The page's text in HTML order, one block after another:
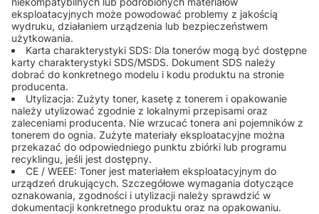
eksploatacyjnych może powodować problemy z jakością
wydruku, działaniem urządzenia lub bezpieczeństwem
użytkowania.
Karta charakterystyki SDS: Dla tonerów mogą być dostępne
karty charakterystyki SDS/MSDS. Dokument SDS należy
dobrać do konkretnego modelu i kodu produktu na stronie
producenta.
Utylizacja: Zużyty toner, kasetę z tonerem i opakowanie
należy utylizować zgodnie z lokalnymi przepisami oraz
zaleceniami producenta. Nie wrzucać tonera ani pojemników z
tonerem do ognia. Zużyte materiały eksploatacyjne można
przekazać do odpowiedniego punktu zbiórki lub programu
recyklingu, jeśli jest dostępny.
CE / WEEE: Toner jest materiałem eksploatacyjnym do
urządzeń drukujących. Szczegółowe wymagania dotyczące
oznakowania, zgodności i utylizacji należy sprawdzić w
dokumentacji konkretnego produktu oraz na opakowaniu.